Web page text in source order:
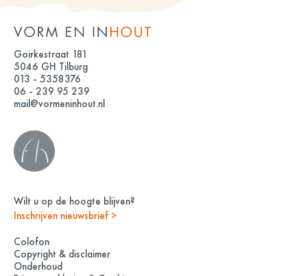
Goirkestraat 181
5046 GH Tilburg
013 - 5358376
06 - 239 95 239
mail@vormeninhout.nl
Wilt u op de hoogte blijven?
Inschrijven nieuwsbrief >
Colofon
Copyright & disclaimer
Onderhoud